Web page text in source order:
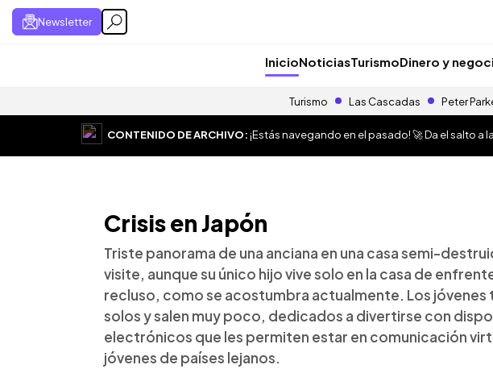
Newsletter
InicioNoticiasTurismoDinero y
Turismo Las Cascadas Peter
CONTENIDO DE ARCHIVO:¡Estás navegando en el pasado! 🚀 Da el salto a
Crisis en Japón
Triste panorama de una anciana en una casa semi-
visite, aunque su único hijo vive solo en la casa de
recluso, como se acostumbra actualmente. Los jóvenes
solos y salen muy poco, dedicados a divertirse con
electrónicos que les permiten estar en comunicación
jóvenes de países lejanos.